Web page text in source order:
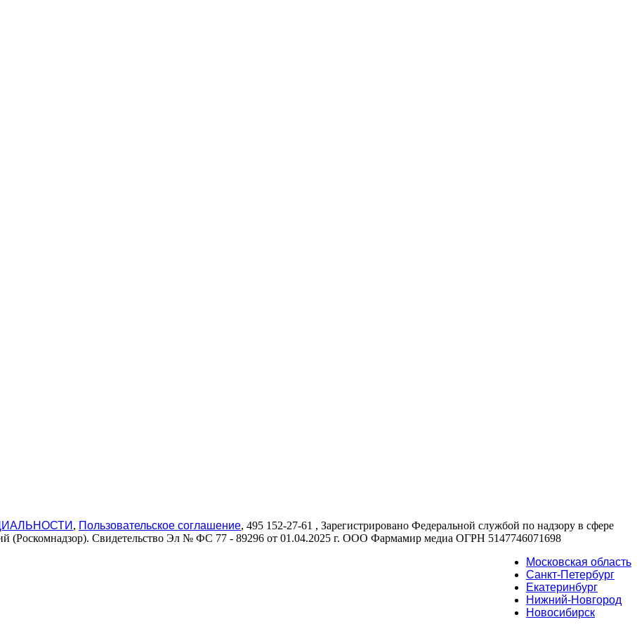
, Пользовательское соглашение, 495 152-27-61 , Зарегистрировано Федеральной службой по надзору в сфере
(Роскомнадзор). Свидетельство Эл № ФС 77 - 89296 от 01.04.2025 г. ООО Фармамир медиа ОГРН 5147746071698
Московская область
Санкт-Петербург
Екатеринбург
Нижний-Новгород
Новосибирск